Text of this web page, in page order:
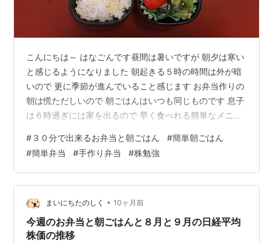
こんにちは～ はなごんです昼間は暑いですが 朝夕は寒い
と感じるようになりました 朝起きる５時の時間は外が暗
いので 更に季節が進んでいること感じます お弁当作りの
朝は慌ただしいので 朝ごはんはいつも同じものです 息子
は６時過ぎには家を出るので 早く食べれる簡単なメニュ
お弁当🍱です 唐揚げ・ゆで卵・小松菜のおひたし・ミニ
トマト 朝ごはんです クロワッサン卵サンド・ふかひれス
ープ・野菜ジュース・手作りヨーグルトにハチミツとベ
リー・コーヒー 火曜日 お弁当🍱です 鯛のムニエル・卵
焼き・鶏ももと野菜（玉ねぎ・ピーマン・パプリカ・人
参・ナス）のトマト煮…
#３０分で出来るお弁当と朝ごはん #簡単朝ごはん
#簡単弁当 #手作り弁当 #株勉強
まいにちたのしく • 10ヶ月前
今週のお弁当と朝ごはんと８月と９月の日経平均
株価の推移